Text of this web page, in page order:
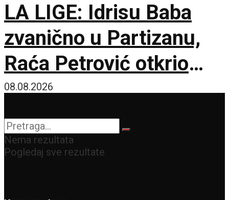
LA LIGE: Idrisu Baba
zvanično u Partizanu,
Raća Petrović otkrio
pozadinu pregovora!
08.08.2026
Nema rezultata
Pogledaj sve rezultate